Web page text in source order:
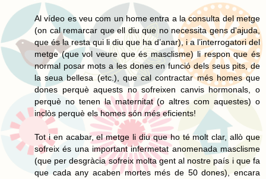
Al vídeo es veu com un home entra a la consulta del metge
(on cal remarcar que ell diu que no necessita gens d'ajuda,
que és la resta qui li diu que ha d’anar), i a l’interrogatori del
metge (que vol veure que és masclisme) li respon que és
normal posar mots a les dones en funció dels seus pits, de
la seua bellesa (etc.), que cal contractar més homes que
dones perquè aquests no sofreixen canvis hormonals, o
perquè no tenen la maternitat (o altres com aquestes) o
inclòs perquè els homes són més eficients!
Tot i en acabar, el metge li diu que ho té molt clar, allò que
sofreix és una important infermetat anomenada masclisme
(que per desgràcia sofreix molta gent al nostre país i que fa
que cada any acaben mortes més de 50 dones), encara